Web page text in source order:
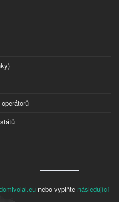
nebo vyplňte následující